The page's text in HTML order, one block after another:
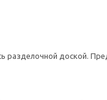
разделочной доской.